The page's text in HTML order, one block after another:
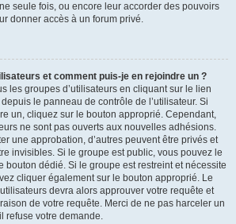
seule fois, ou encore leur accorder des pouvoirs
donner accès à un forum privé.
et comment puis-je en rejoindre un ?
les groupes d’utilisateurs en cliquant sur le lien
le panneau de contrôle de l’utilisateur. Si
un, cliquez sur le bouton approprié. Cependant,
ne sont pas ouverts aux nouvelles adhésions.
une approbation, d’autres peuvent être privés et
invisibles. Si le groupe est public, vous pouvez le
bouton dédié. Si le groupe est restreint et nécessite
cliquer également sur le bouton approprié. Le
devra alors approuver votre requête et
de votre requête. Merci de ne pas harceler un
refuse votre demande.